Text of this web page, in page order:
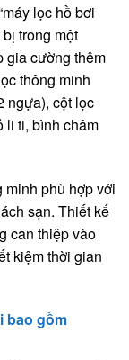
lọc hồ bơi
trong một
gia cường thêm
thông minh
ngựa), cột lọc
li ti, bình châm
phù hợp với
sạn. Thiết kế
can thiệp vào
kiệm thời gian
bao gồm